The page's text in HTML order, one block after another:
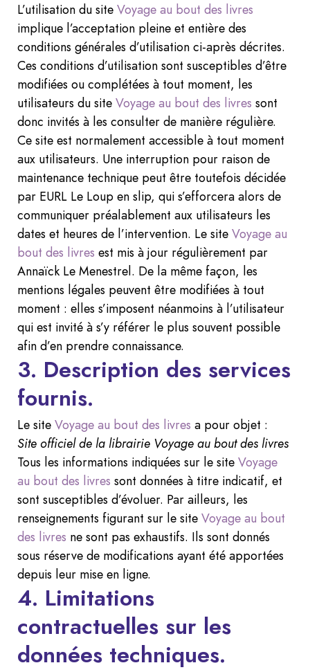
L’utilisation du siteVoyage au bout des livres
implique l’acceptation pleine et entière des
conditions générales d’utilisation ci-après décrites.
Ces conditions d’utilisation sont susceptibles d’être
modifiées ou complétées à tout moment, les
utilisateurs du siteVoyage au bout des livres sont
donc invités à les consulter de manière régulière.
Ce site est normalement accessible à tout moment
aux utilisateurs. Une interruption pour raison de
maintenance technique peut être toutefois décidée
par EURL Le Loup en slip, qui s’efforcera alors de
communiquer préalablement aux utilisateurs les
dates et heures de l’intervention. Le siteVoyage au
bout des livres est mis à jour régulièrement par
Annaïck Le Menestrel. De la même façon, les
mentions légales peuvent être modifiées à tout
moment : elles s’imposent néanmoins à l’utilisateur
qui est invité à s’y référer le plus souvent possible
afin d’en prendre connaissance.
3. Description des services
fournis.
Le siteVoyage au bout des livres a pour objet :
Site officiel de la librairie Voyage au bout des livres
Tous les informations indiquées sur le siteVoyage
au bout des livres sont données à titre indicatif, et
sont susceptibles d’évoluer. Par ailleurs, les
renseignements figurant sur le siteVoyage au bout
des livres ne sont pas exhaustifs. Ils sont donnés
sous réserve de modifications ayant été apportées
depuis leur mise en ligne.
4. Limitations
contractuelles sur les
données techniques.